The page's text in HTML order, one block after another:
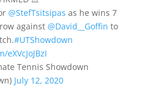
@StefTsitsipas as he wins 7
against @David__Goffin to
#UTShowdown
Tennis Showdown
July 12, 2020